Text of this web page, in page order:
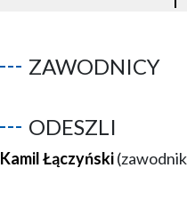
ZAWODNICY
ODESZLI
Kamil Łączyński